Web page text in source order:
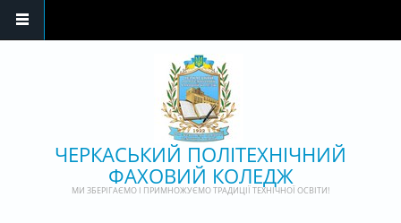
ЧЕРКАСЬКИЙ ПОЛІТЕХНІЧНИЙ
ФАХОВИЙ КОЛЕДЖ
МИ ЗБЕРІГАЄМО І ПРИМНОЖУЄМО ТРАДИЦІЇ ТЕХНІЧНОЇ ОСВІТИ!